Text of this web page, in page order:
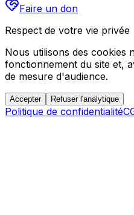
Faire un don
Respect de votre vie privée
Nous utilisons des cookies
fonctionnement du site et,
de mesure d'audience.
Accepter Refuser l'analytique
Politique de confidentialité